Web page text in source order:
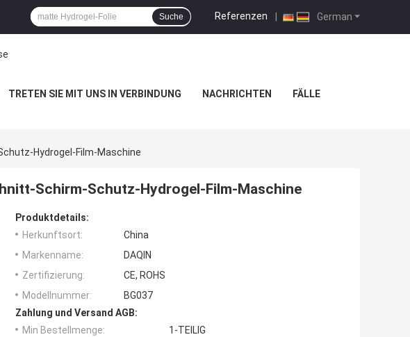
German
Referenzen |
Suche
TRETEN SIE MIT UNS IN VERBINDUNG NACHRICHTEN FÄLLE
Hydrogel-Film-Maschine
Schirm-Schutz-Hydrogel-Film-Maschine
Produktdetails:
Herkunftsort:
China
Markenname:
DAQIN
Zertifizierung:
CE, ROHS
Modellnummer:
BG037
Zahlung und Versand AGB:
Min Bestellmenge:
1-TEILIG